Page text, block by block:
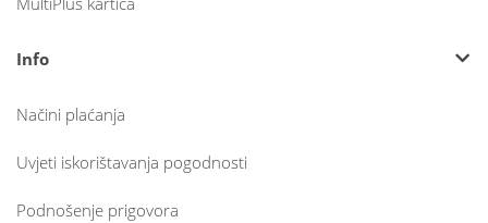
Info
Načini plaćanja
Uvjeti iskorištavanja pogodnosti
Podnošenje prigovora